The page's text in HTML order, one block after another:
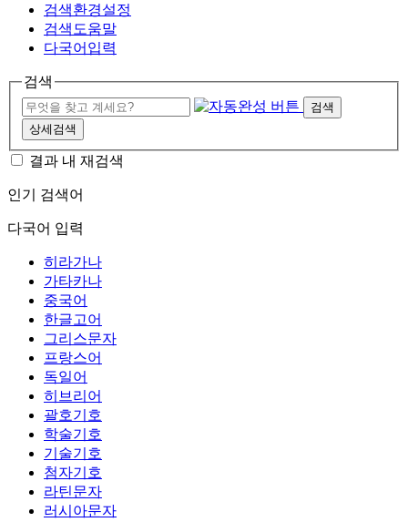
검색환경설정
검색도움말
다국어입력
검색
검색
상세검색
결과 내 재검색
인기 검색어
다국어 입력
히라가나
가타카나
중국어
한글고어
그리스문자
프랑스어
독일어
히브리어
괄호기호
학술기호
기술기호
첨자기호
라틴문자
러시아문자